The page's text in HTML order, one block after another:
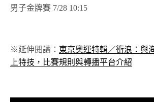
男子金牌賽 7/28 10:15
※延伸閱讀： 東京奧運特輯／衝浪：與
上特技，比賽規則與轉播平台介紹